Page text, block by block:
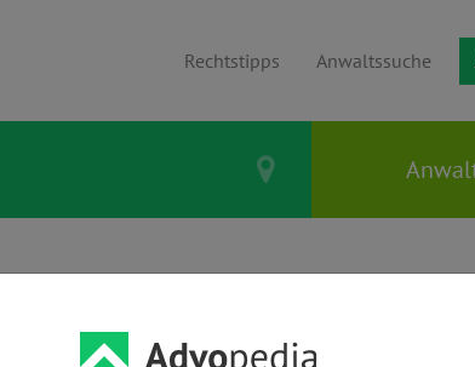
Rechtstipps Anwaltssuche